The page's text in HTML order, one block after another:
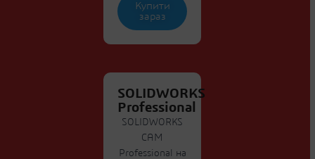
Купити
зараз
SOLIDWORKS
Professional
SOLIDWORKS
CAM
Professional на